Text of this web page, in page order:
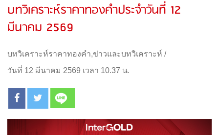
บทวิเคราะห์ราคาทองคำประจำวันที่ 12
มีนาคม 2569
บทวิเคราะห์ราคาทองคำ,ข่าวและบทวิเคราะห์ /
วันที่ 12 มีนาคม 2569 เวลา 10.37 น.